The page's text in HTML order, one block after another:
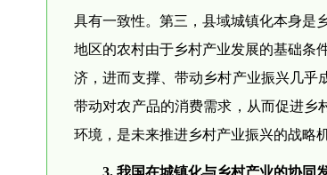
具有一致性。第三，县域城镇化本身
地区的农村由于乡村产业发展的基础条
济，进而支撑、带动乡村产业振兴几乎
带动对农产品的消费需求，从而促进乡
环境，是未来推进乡村产业振兴的战略机
3. 我国在城镇化与乡村产业的协同